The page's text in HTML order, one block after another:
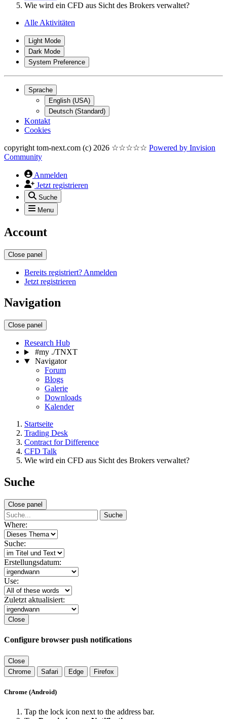
Wie wird ein CFD aus Sicht des Brokers verwaltet?
Alle Aktivitäten
Light Mode
Dark Mode
System Preference
Sprache
English (USA)
Deutsch (Standard)
Kontakt
Cookies
copyright tom-next.com (c) 2026 ☆☆☆☆☆ Powered by Invision
Community
Anmelden
Jetzt registrieren
Suche
Menu
Account
Close panel
Bereits registriert? Anmelden
Jetzt registrieren
Navigation
Close panel
Research Hub
#my ./TNXT
Navigator
Forum
Blogs
Galerie
Downloads
Kalender
Startseite
Trading Desk
Contract for Difference
CFD Talk
Wie wird ein CFD aus Sicht des Brokers verwaltet?
Suche
Close panel
Suche
Where:
Suche:
Erstellungsdatum:
Use:
Zuletzt aktualisiert:
Close
Configure browser push notifications
Close
Chrome
Safari Edge Firefox
Chrome (Android)
Tap the lock icon next to the address bar.